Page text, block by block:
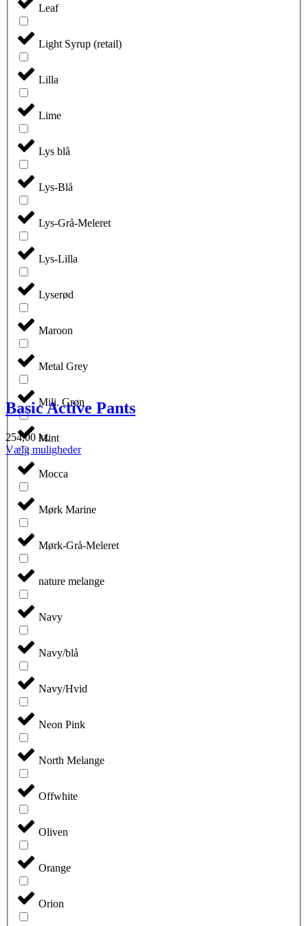
Leaf
Light Syrup (retail)
Lilla
Lime
Lys blå
Lys-Blå
Lys-Grå-Meleret
Lys-Lilla
Lyserød
Maroon
Metal Grey
Mili. Grøn
Mint
Mocca
Mørk Marine
Mørk-Grå-Meleret
nature melange
Navy
Navy/blå
Navy/Hvid
Neon Pink
North Melange
Offwhite
Oliven
Orange
Orion
Basic Active Pants
254,00 kr.
Vælg mulighederDette
Mulighederne
på